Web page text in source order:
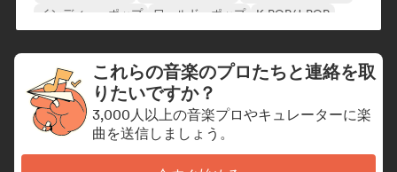
インディー・ポップ
ワールド・ポップ K-POP/J-POP
これらの音楽のプロたちと連絡を取
りたいですか？
3,000人以上の音楽プロやキュレーターに楽
曲を送信しましょう。